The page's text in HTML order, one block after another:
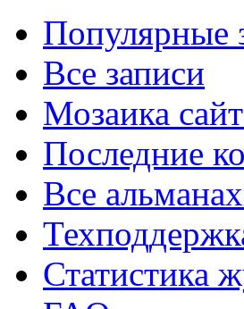
Популярные
Все записи
Мозаика
Последние
Все
Статистика